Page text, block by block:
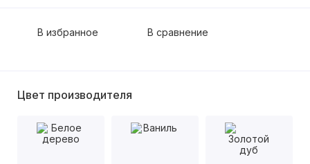
В избранное В сравнение
Цвет производителя